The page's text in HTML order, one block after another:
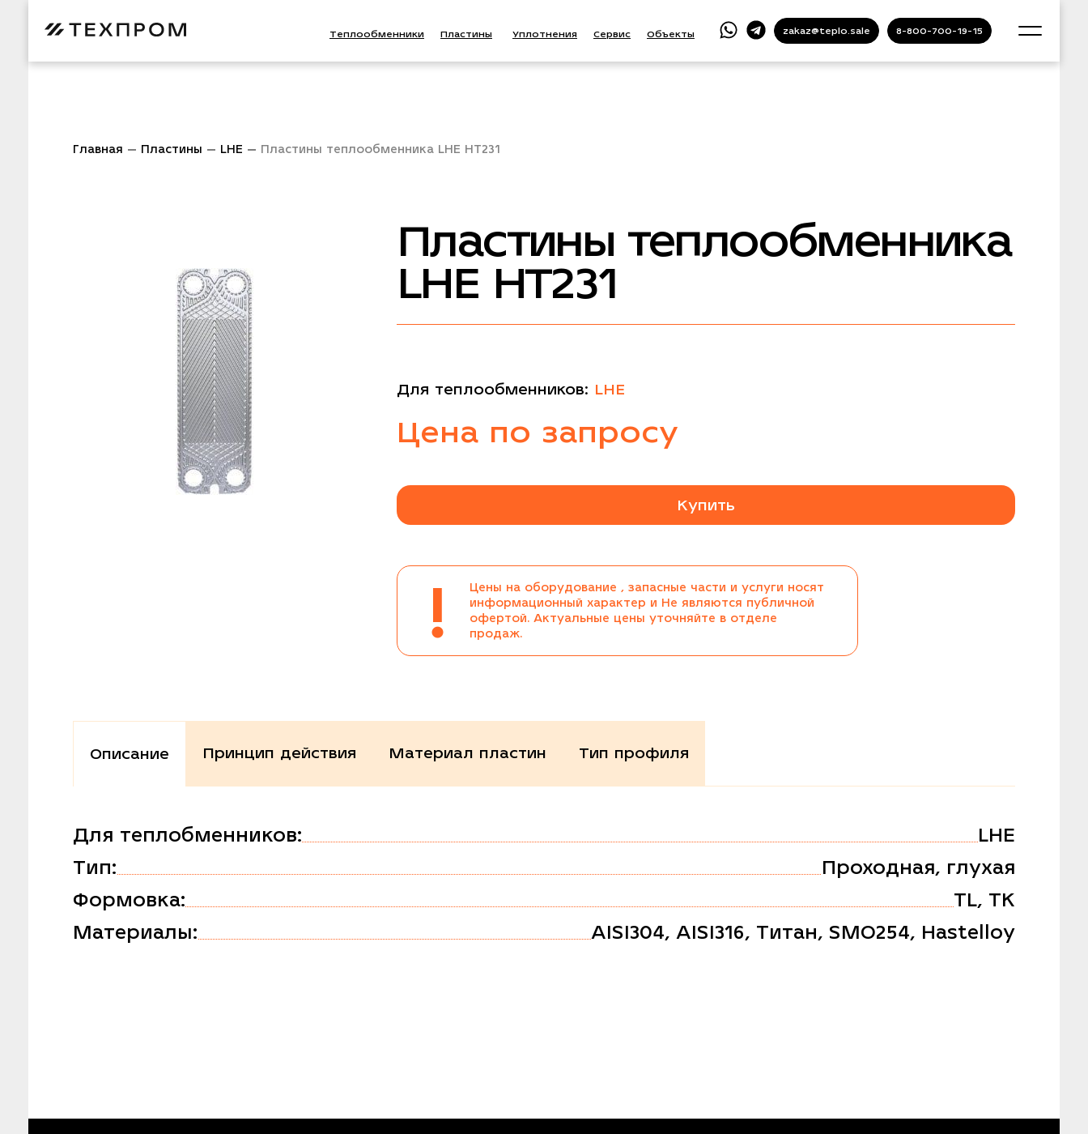
Теплообменники Пластины Уплотнения Сервис Объекты zakaz@teplo.sale 8-800-700-19-15
Главная Пластины LHE Пластины теплообменника LHE HT231
Пластины теплообменника
LHE HT231
Для теплообменников: LHE
Цена по запросу
Купить
!
Цены на оборудование , запасные части и услуги носят
информационный характер и Не являются публичной
офертой. Актуальные цены уточняйте в отделе
продаж.
Описание Принцип действия Материал пластин Тип профиля
Для теплобменников:
LHE
Тип:
Проходная, глухая
Формовка:
TL, TK
Материалы:
AISI304, AISI316, Титан, SMO254, Hastelloy